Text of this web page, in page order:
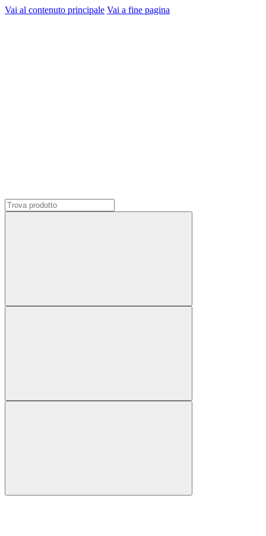
Vai al contenuto principale Vai a fine pagina